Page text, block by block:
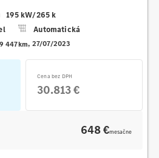
195 kW/265 k
Automatická
447km 27/07/2023
Cena bez DPH
30.813 €
648 €mesačne